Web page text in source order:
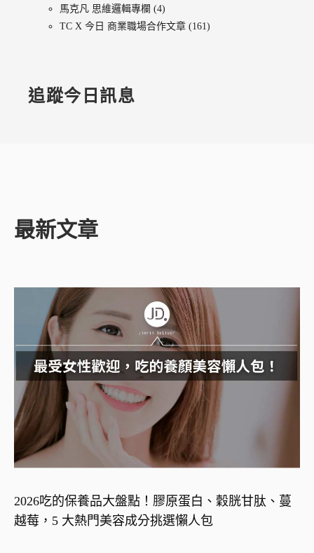
馬克凡 思維邏輯專欄 (4)
TC X 今日 商業職場合作文章 (161)
追蹤今日訊息
最新文章
2026吃的保養品大盤點！膠原蛋白、穀胱甘肽、蔓
越莓，5 大熱門美容成分挑選懶人包